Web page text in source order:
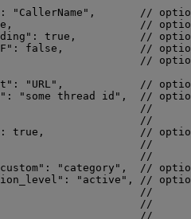
: " CallerName " ,
//
,
//
: true ,
//
: false ,
//
{}
//
: " URL " ,
//
: " some thread id " ,
//
//
//
: true ,
//
//
//
: " category " ,
//
: " active " ,
//
//
//
//